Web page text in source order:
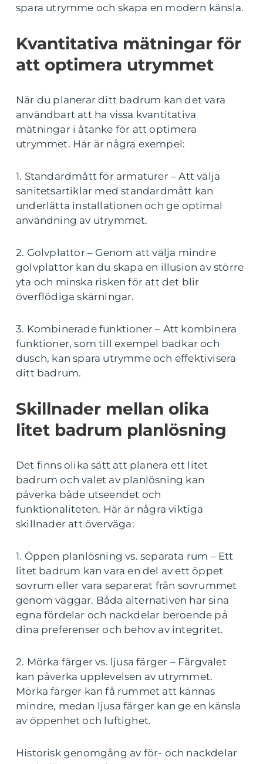
spara utrymme och skapa en modern känsla.
Kvantitativa mätningar för
att optimera utrymmet
När du planerar ditt badrum kan det vara
användbart att ha vissa kvantitativa
mätningar i åtanke för att optimera
utrymmet. Här är några exempel:
1. Standardmått för armaturer – Att välja
sanitetsartiklar med standardmått kan
underlätta installationen och ge optimal
användning av utrymmet.
2. Golvplattor – Genom att välja mindre
golvplattor kan du skapa en illusion av större
yta och minska risken för att det blir
överflödiga skärningar.
3. Kombinerade funktioner – Att kombinera
funktioner, som till exempel badkar och
dusch, kan spara utrymme och effektivisera
ditt badrum.
Skillnader mellan olika
litet badrum planlösning
Det finns olika sätt att planera ett litet
badrum och valet av planlösning kan
påverka både utseendet och
funktionaliteten. Här är några viktiga
skillnader att överväga:
1. Öppen planlösning vs. separata rum – Ett
litet badrum kan vara en del av ett öppet
sovrum eller vara separerat från sovrummet
genom väggar. Båda alternativen har sina
egna fördelar och nackdelar beroende på
dina preferenser och behov av integritet.
2. Mörka färger vs. ljusa färger – Färgvalet
kan påverka upplevelsen av utrymmet.
Mörka färger kan få rummet att kännas
mindre, medan ljusa färger kan ge en känsla
av öppenhet och luftighet.
Historisk genomgång av för- och nackdelar